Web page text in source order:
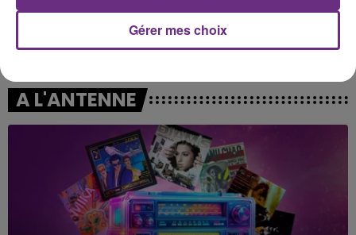
Soiree Mondaine
DJ SNAKE FEAT. JUSTIN BIEBER
Let Me Love You
A L'ANTENNE
Gérer mes choix